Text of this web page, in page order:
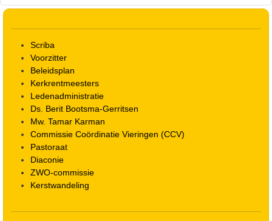
Scriba
Voorzitter
Beleidsplan
Kerkrentmeesters
Ledenadministratie
Ds. Berit Bootsma-Gerritsen
Mw. Tamar Karman
Commissie Coördinatie Vieringen (CCV)
Pastoraat
Diaconie
ZWO-commissie
Kerstwandeling